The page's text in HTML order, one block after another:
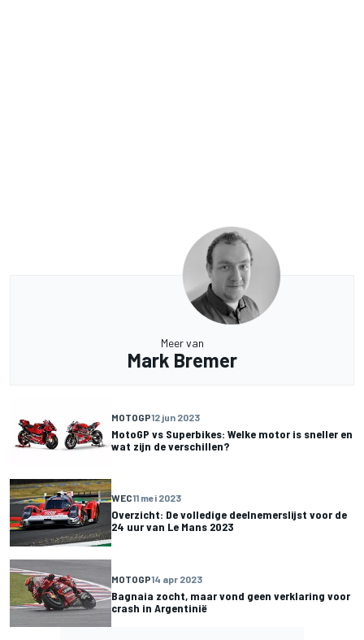
Meer van
Mark Bremer
MOTOGP12 jun 2023
MotoGP vs Superbikes: Welke motor is sneller en
wat zijn de verschillen?
WEC11 mei 2023
Overzicht: De volledige deelnemerslijst voor de
24 uur van Le Mans 2023
MOTOGP14 apr 2023
Bagnaia zocht, maar vond geen verklaring voor
crash in Argentinië